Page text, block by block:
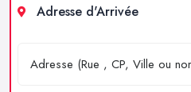
Adresse d'Arrivée